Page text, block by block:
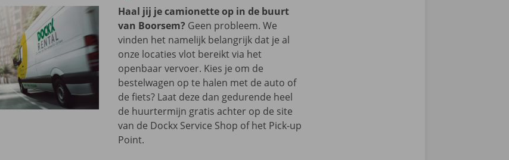
Haal jij je camionette op in de buurt
van Boorsem? Geen probleem. We
vinden het namelijk belangrijk dat je al
onze locaties vlot bereikt via het
openbaar vervoer. Kies je om de
bestelwagen op te halen met de auto of
de fiets? Laat deze dan gedurende heel
de huurtermijn gratis achter op de site
van de Dockx Service Shop of het Pick-up
Point.